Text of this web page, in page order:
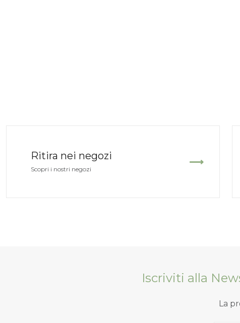
Ritira nei negozi
Scopri i nostri negozi
Iscriviti alla
La